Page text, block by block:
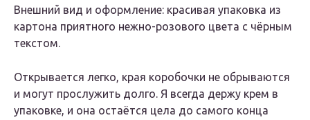
Внешний вид и оформление: красивая упаковка из
картона приятного нежно-розового цвета с чёрным
текстом.
Открывается легко, края коробочки не обрываются
и могут прослужить долго. Я всегда держу крем в
упаковке, и она остаётся цела до самого конца